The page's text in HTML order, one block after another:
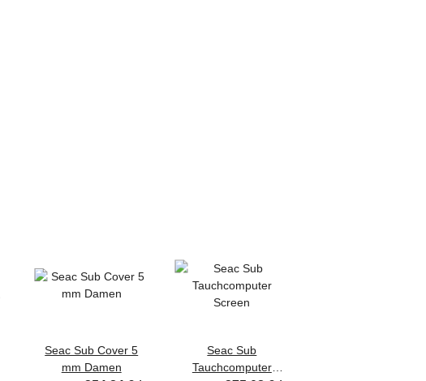
Seac Sub Cover 5
mm Damen
Seac Sub
Tauchcomputer